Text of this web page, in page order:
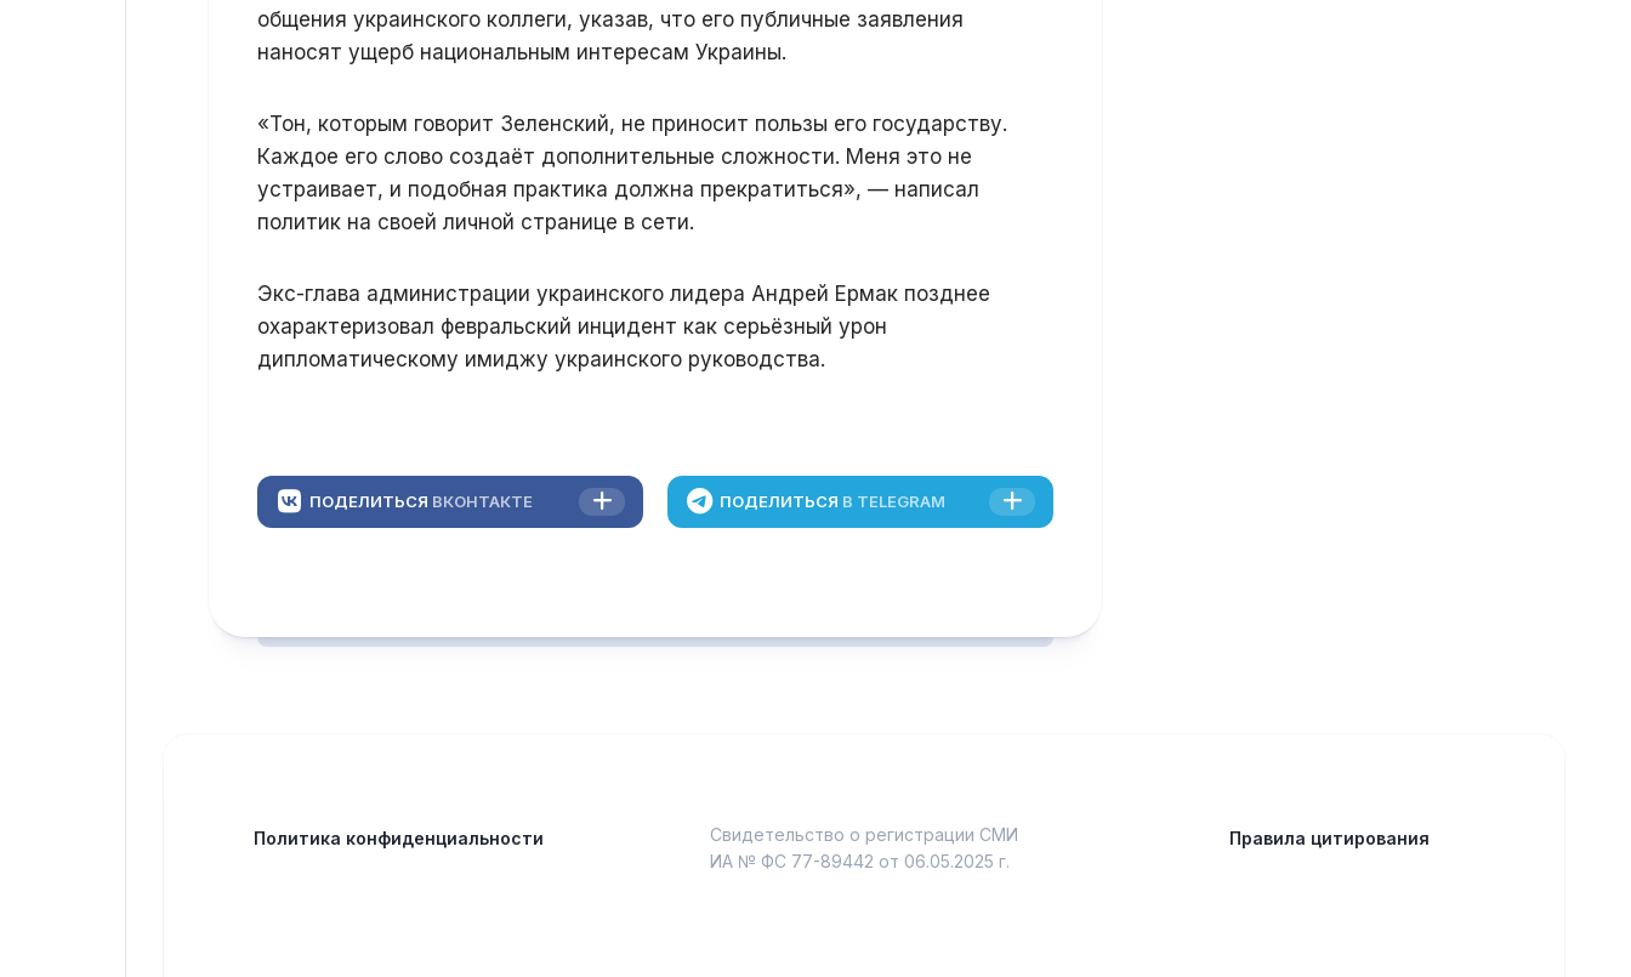
общения украинского коллеги, указав, что его публичные заявления
наносят ущерб национальным интересам Украины.
«Тон, которым говорит Зеленский, не приносит пользы его государству.
Каждое его слово создаёт дополнительные сложности. Меня это не
устраивает, и подобная практика должна прекратиться», — написал
политик на своей личной странице в сети.
Экс-глава администрации украинского лидера Андрей Ермак позднее
охарактеризовал февральский инцидент как серьёзный урон
дипломатическому имиджу украинского руководства.
ПОДЕЛИТЬСЯ ВКОНТАКТЕ ПОДЕЛИТЬСЯ В TELEGRAM
Политика конфиденциальности
Свидетельство о регистрации СМИ
ИА № ФС 77-89442 от 06.05.2025 г.
Правила цитирования